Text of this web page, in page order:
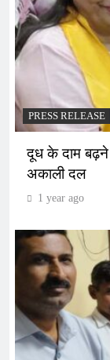
PRESS RELEASE
दूध के दाम
अकाली दल
1 year ago